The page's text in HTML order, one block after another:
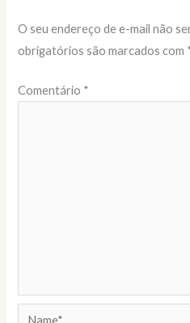
O seu endereço de e-mail não
obrigatórios são marcados com
Comentário *
Name*